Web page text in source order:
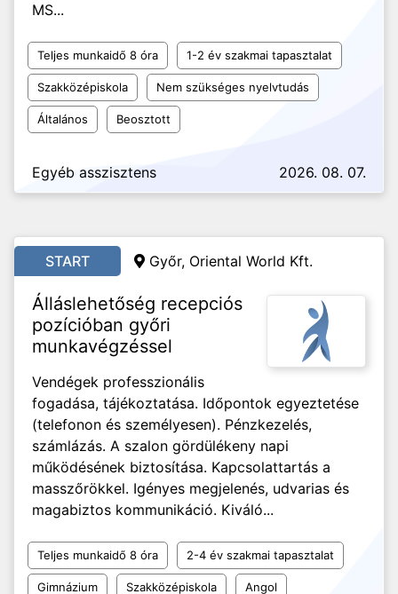
MS...
Teljes munkaidő 8 óra 1-2 év szakmai tapasztalat
Szakközépiskola Nem szükséges nyelvtudás
Általános Beosztott
Egyéb asszisztens 2026. 08. 07.
START Győr, Oriental World Kft.
Álláslehetőség recepciós
pozícióban győri
munkavégzéssel
Vendégek professzionális
fogadása, tájékoztatása. Időpontok egyeztetése
(telefonon és személyesen). Pénzkezelés,
számlázás. A szalon gördülékeny napi
működésének biztosítása. Kapcsolattartás a
masszőrökkel. Igényes megjelenés, udvarias és
magabiztos kommunikáció. Kiváló...
Teljes munkaidő 8 óra 2-4 év szakmai tapasztalat
Gimnázium Szakközépiskola Angol